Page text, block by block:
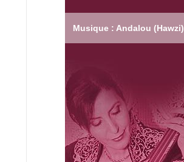
Musique : Andalou (Hawzi)